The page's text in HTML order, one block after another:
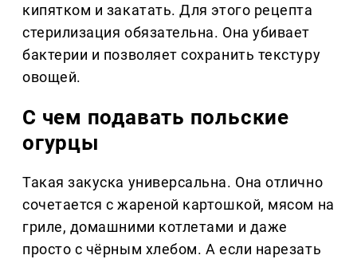
кипятком и закатать. Для этого рецепта
стерилизация обязательна. Она убивает
бактерии и позволяет сохранить текстуру
овощей.
С чем подавать польские
огурцы
Такая закуска универсальна. Она отлично
сочетается с жареной картошкой, мясом на
гриле, домашними котлетами и даже
просто с чёрным хлебом. А если нарезать